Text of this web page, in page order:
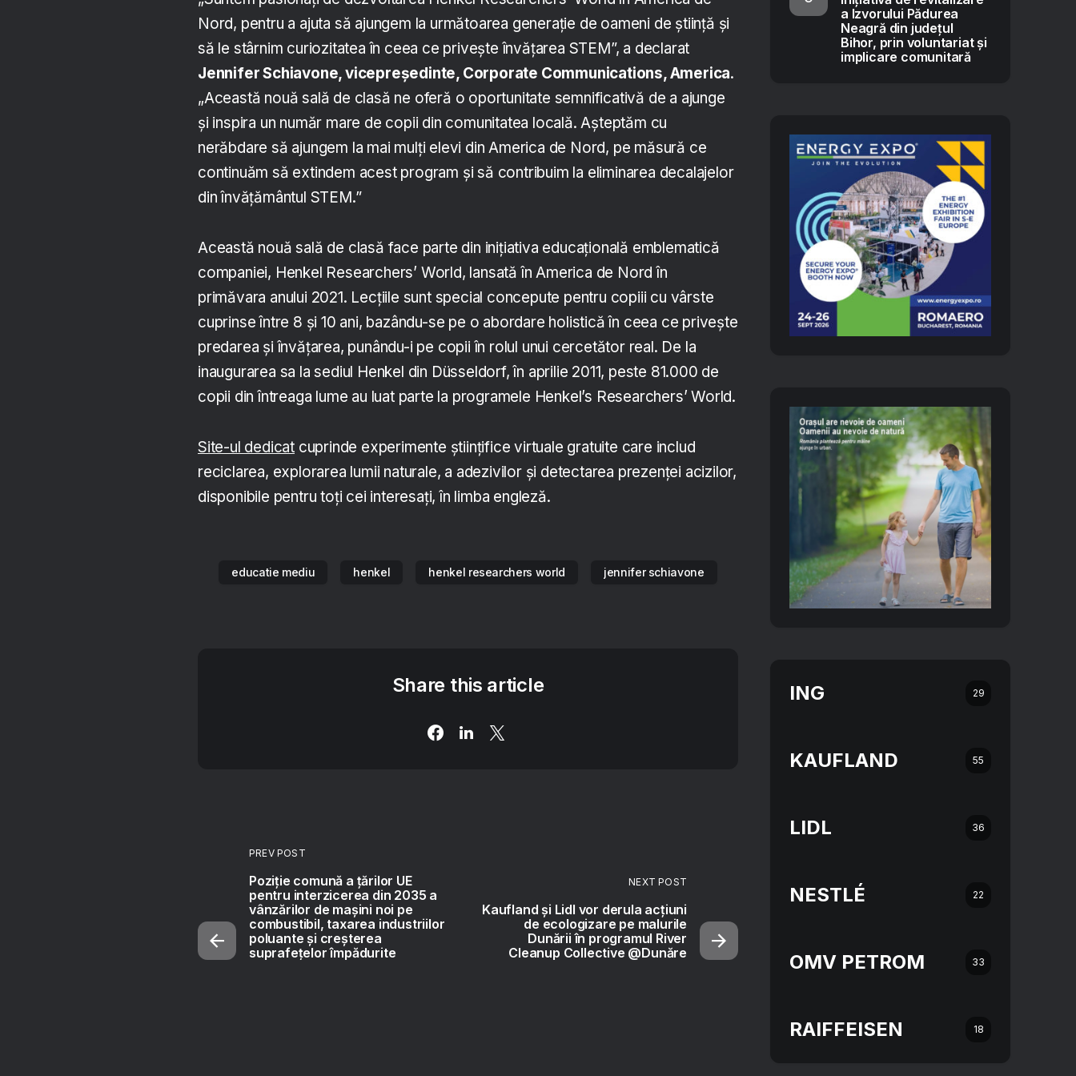
Nord, pentru a ajuta să ajungem la următoarea generație de oameni de știință și
să le stârnim curiozitatea în ceea ce privește învățarea STEM”, a declarat
Jennifer Schiavone, vicepreședinte, Corporate Communications, America.
„Această nouă sală de clasă ne oferă o oportunitate semnificativă de a ajunge
și inspira un număr mare de copii din comunitatea locală. Așteptăm cu
nerăbdare să ajungem la mai mulți elevi din America de Nord, pe măsură ce
continuăm să extindem acest program și să contribuim la eliminarea decalajelor
din învățământul STEM.”
Această nouă sală de clasă face parte din inițiativa educațională emblematică
companiei, Henkel Researchers’ World, lansată în America de Nord în
primăvara anului 2021. Lecțiile sunt special concepute pentru copiii cu vârste
cuprinse între 8 și 10 ani, bazându-se pe o abordare holistică în ceea ce privește
predarea și învățarea, punându-i pe copii în rolul unui cercetător real. De la
inaugurarea sa la sediul Henkel din Düsseldorf, în aprilie 2011, peste 81.000 de
copii din întreaga lume au luat parte la programele Henkel’s Researchers’ World.
Site-ul dedicat cuprinde experimente științifice virtuale gratuite care includ
reciclarea, explorarea lumii naturale, a adezivilor și detectarea prezenței acizilor,
disponibile pentru toți cei interesați, în limba engleză.
educatie mediu henkel henkel researchers world jennifer schiavone
Share this article
PREV POST
Poziție comună a țărilor UE
pentru interzicerea din 2035 a
vânzărilor de mașini noi pe
combustibil, taxarea industriilor
poluante și creșterea
suprafețelor împădurite
NEXT POST
Kaufland și Lidl vor derula acțiuni
de ecologizare pe malurile
Dunării în programul River
Cleanup Collective @Dunăre
a Izvorului Pădurea
Neagră din județul
Bihor, prin voluntariat și
implicare comunitară
ING 29
KAUFLAND 55
LIDL 36
NESTLÉ 22
OMV PETROM 33
RAIFFEISEN 18